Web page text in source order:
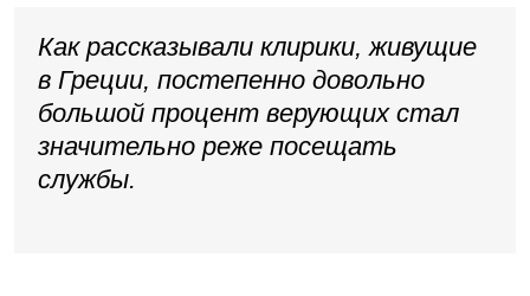
Как рассказывали клирики, живущие
в Греции, постепенно довольно
большой процент верующих стал
значительно реже посещать
службы.